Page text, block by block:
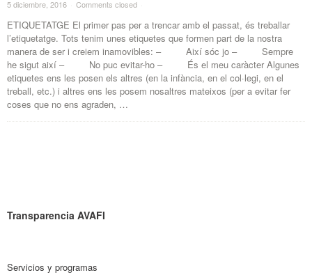
5 diciembre, 2016 · Comments closed ·
ETIQUETATGE El primer pas per a trencar amb el passat, és treballar
l’etiquetatge. Tots tenim unes etiquetes que formen part de la nostra
manera de ser i creiem inamovibles: – Així sóc jo – Sempre
he sigut així – No puc evitar-ho – És el meu caràcter Algunes
etiquetes ens les posen els altres (en la infància, en el col·legi, en el
treball, etc.) i altres ens les posem nosaltres mateixos (per a evitar fer
coses que no ens agraden, …
Transparencia AVAFI
Servicios y programas